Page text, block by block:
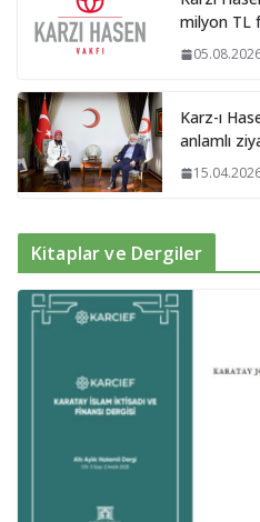
milyon TL
Karz-ı
anlamlı
Kitaplar ve Dergiler